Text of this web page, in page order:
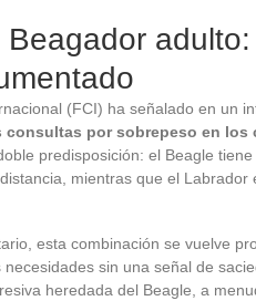
(FCI) ha señalado en un
por sobrepeso en los
predisposición: el Beagle
mientras que el Labrador
esta combinación se vuelve
sin una señal de
heredada del Beagle, a